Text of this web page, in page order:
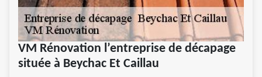
VM Rénovation l’entreprise de décapage
située à Beychac Et Caillau